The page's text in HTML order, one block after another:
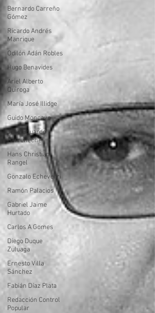
Bernardo Carreño
Gómez
Ricardo Andrés
Manrique
Odilón Adán Robles
Hugo Benavides
Ariel Alberto
Quiroga
María José Illidge
Guido Moncayo
José Eduardo
Barreneche
Hans Christian
Rangel
Gonzalo Echeverri
Ramón Palacios
Gabriel Jaime
Hurtado
Carlos A Gomes
Diego Duque
Zuluaga
Ernesto Villa
Sánchez
Fabián Díaz Plata
Redacción Control
Popular